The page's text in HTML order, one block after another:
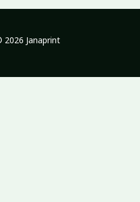
Janaprint